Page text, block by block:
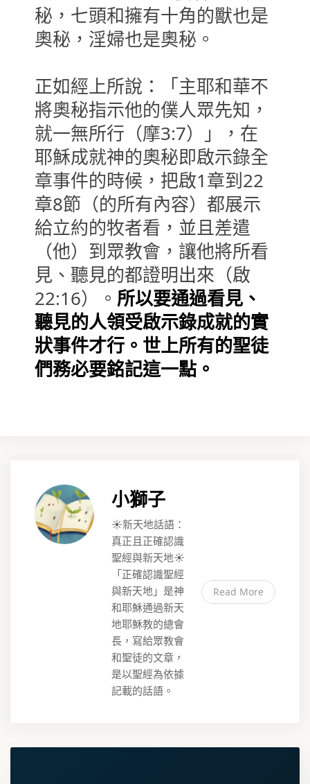
秘，七頭和擁有十角的獸也是
奧秘，淫婦也是奧秘。
正如經上所說：「主耶和華不
將奧秘指示他的僕人眾先知，
就一無所行（摩3:7）」，在
耶穌成就神的奧秘即啟示錄全
章事件的時候，把啟1章到22
章8節（的所有內容）都展示
給立約的牧者看，並且差遣
（他）到眾教會，讓他將所看
見、聽見的都證明出來（啟
22:16）。 所以要通過看見、
聽見的人領受啟示錄成就的實
狀事件才行。世上所有的聖徒
們務必要銘記這一點。
小獅子
☀️新天地話語：
真正且正確認識
聖經與新天地☀️
「正確認識聖經
與新天地」是神
和耶穌通過新天
地耶穌教的總會
長，寫給眾教會
和聖徒的文章，
是以聖經為依據
記載的話語。
Read More